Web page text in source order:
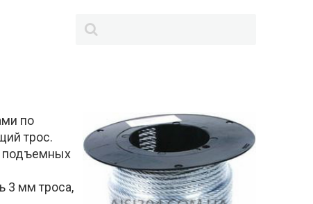
по
трос.
подъемных
3 мм троса,